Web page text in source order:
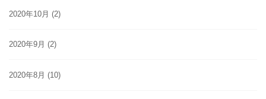
2020年10月 (2)
2020年9月 (2)
2020年8月 (10)